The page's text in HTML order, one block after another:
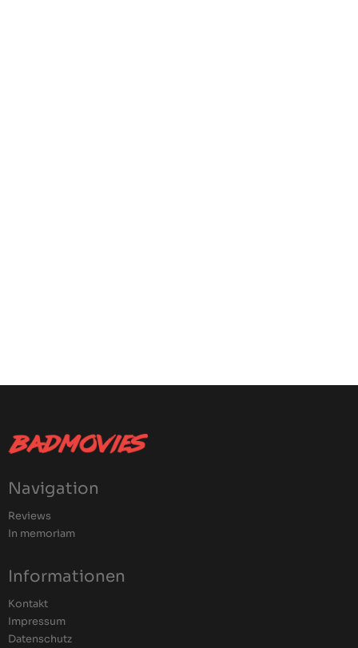
Navigation
Reviews
In memoriam
Informationen
Kontakt
Impressum
Datenschutz